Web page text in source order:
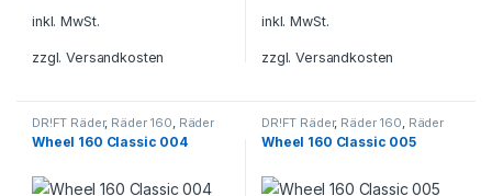
inkl. MwSt.
zzgl.Versandkosten
inkl. MwSt.
zzgl.Versandkosten
DR!FT Räder, Räder 160 Räder
Classic Line
Wheel 160 Classic 004
DR!FT Räder, Räder 160 Räder
Classic Line
Wheel 160 Classic 005